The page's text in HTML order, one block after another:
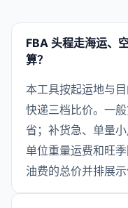
FBA 头程走海运、
算？
本工具按起运地与
快递三档比价。一
省；补货急、单量
单位重量运费和旺
油费的总价并排展示